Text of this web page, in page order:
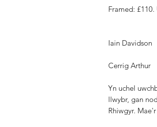
Framed:
Iain Davidson
Cerrig Arthur
Yn uchel
llwybr, gan
Rhiwgyr.